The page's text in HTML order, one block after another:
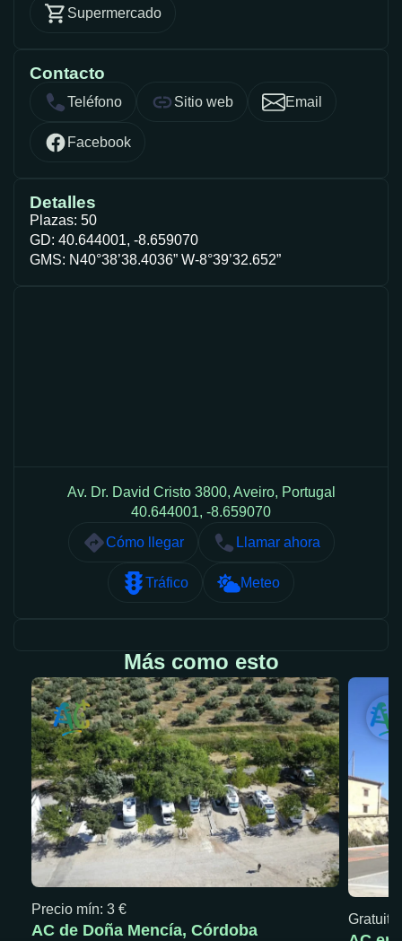
Supermercado
Contacto
Teléfono Sitio web Email
Facebook
Detalles
Plazas: 50
GD: 40.644001, -8.659070
GMS: N40°38’38.4036” W-8°39’32.652”
Av. Dr. David Cristo 3800, Aveiro, Portugal
40.644001, -8.659070
Cómo llegar
Llamar ahora
Tráfico Meteo
Más como esto
Precio mín: 3 €
AC de Doña Mencía, Córdoba
Gratuita